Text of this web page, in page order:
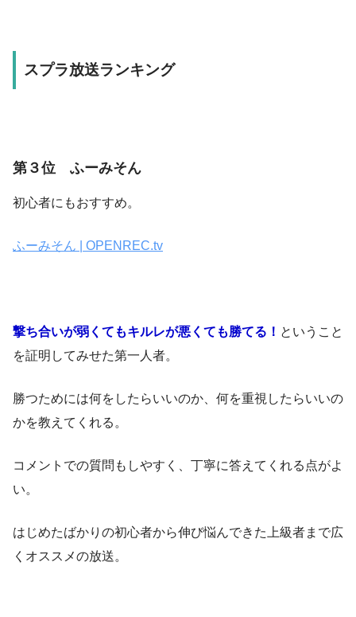
スプラ放送ランキング
第３位 ふーみそん
初心者にもおすすめ。
ふーみそん | OPENREC.tv
撃ち合いが弱くてもキルレが悪くても勝てる！ ということ
を証明してみせた第一人者。
勝つためには何をしたらいいのか、何を重視したらいいの
かを教えてくれる。
コメントでの質問もしやすく、丁寧に答えてくれる点がよ
い。
はじめたばかりの初心者から伸び悩んできた上級者まで広
くオススメの放送。